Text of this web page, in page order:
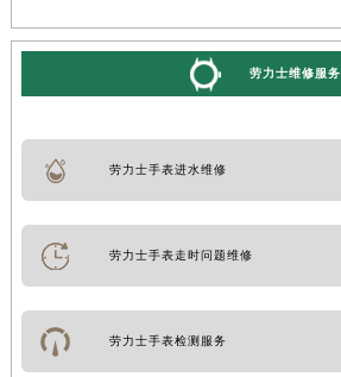
劳力士维修服务
劳力士手表进水维修
劳力士手表走时问题维修
劳力士手表检测服务